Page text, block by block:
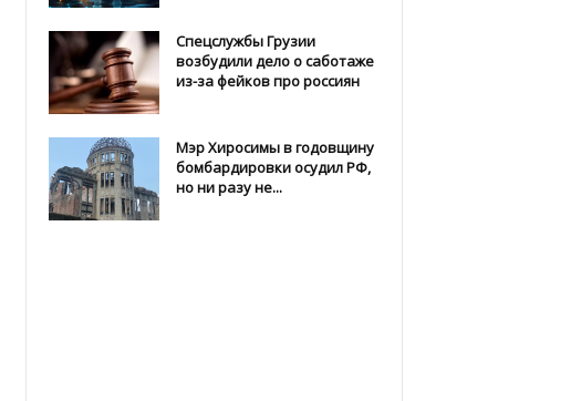
Спецслужбы Грузии
возбудили дело о саботаже
из-за фейков про россиян
Мэр Хиросимы в годовщину
бомбардировки осудил РФ,
но ни разу не...